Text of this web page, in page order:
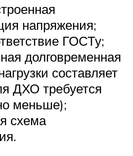
напряжения;
ГОСТу;
долговременная
составляет
ДХО требуется
меньше);
схема